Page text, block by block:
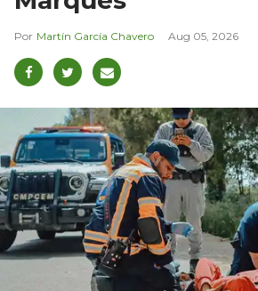
Martín García Chavero Aug 05, 2026